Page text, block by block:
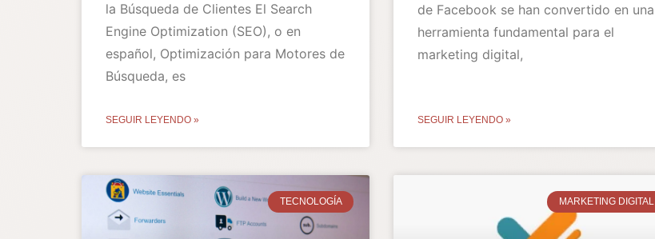
la Búsqueda de Clientes El Search
Engine Optimization (SEO), o en
español, Optimización para Motores de
Búsqueda, es
SEGUIR LEYENDO »
de Facebook se han convertido en una
herramienta fundamental para el
marketing digital,
SEGUIR LEYENDO »
TECNOLOGÍA MARKETING DIGITAL